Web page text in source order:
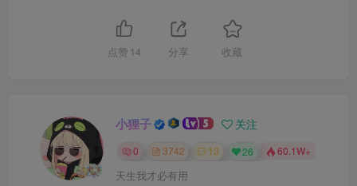
点赞 14 分享 收藏
小狸子 关注
0 3742 13 26 60.1W+
天生我才必有用